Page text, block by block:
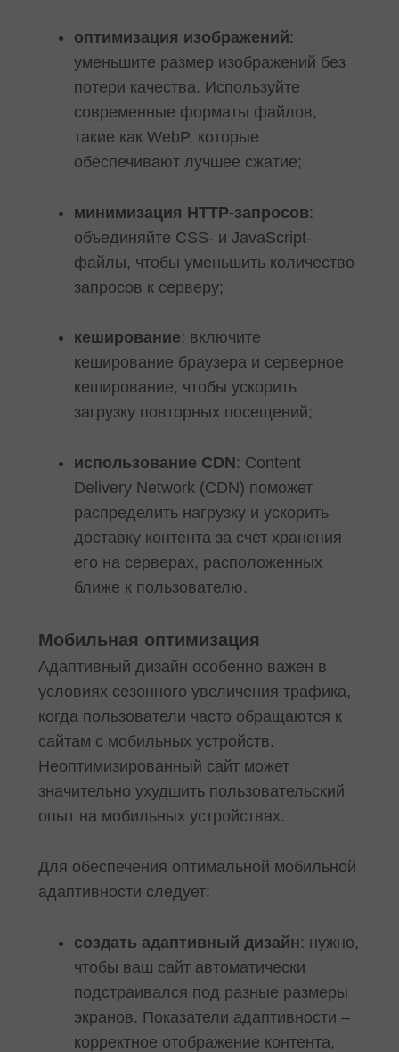
оптимизация изображений:
уменьшите размер изображений без
потери качества. Используйте
современные форматы файлов,
такие как WebP, которые
обеспечивают лучшее сжатие;
минимизация HTTP-запросов:
объединяйте CSS- и JavaScript-
файлы, чтобы уменьшить количество
запросов к серверу;
кеширование: включите
кеширование браузера и серверное
кеширование, чтобы ускорить
загрузку повторных посещений;
использование CDN: Content
Delivery Network (CDN) поможет
распределить нагрузку и ускорить
доставку контента за счет хранения
его на серверах, расположенных
ближе к пользователю.
Мобильная оптимизация
Адаптивный дизайн особенно важен в
условиях сезонного увеличения трафика,
когда пользователи часто обращаются к
сайтам с мобильных устройств.
Неоптимизированный сайт может
значительно ухудшить пользовательский
опыт на мобильных устройствах.
Для обеспечения оптимальной мобильной
адаптивности следует:
создать адаптивный дизайн: нужно,
чтобы ваш сайт автоматически
подстраивался под разные размеры
экранов. Показатели адаптивности –
корректное отображение контента,